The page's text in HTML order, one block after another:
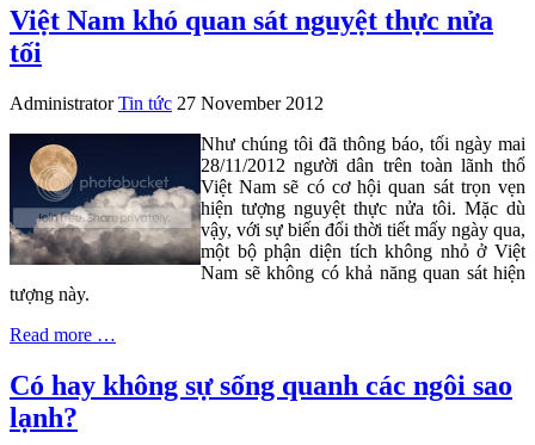
Việt Nam khó quan sát nguyệt thực nửa
tối
Administrator Tin tức 27 November 2012
Như chúng tôi đã thông báo, tối ngày mai
28/11/2012 người dân trên toàn lãnh thổ
Việt Nam sẽ có cơ hội quan sát trọn vẹn
hiện tượng nguyệt thực nửa tôi. Mặc dù
vậy, với sự biến đổi thời tiết mấy ngày qua,
một bộ phận diện tích không nhỏ ở Việt
Nam sẽ không có khả năng quan sát hiện
tượng này.
Read more …
Có hay không sự sống quanh các ngôi sao
lạnh?